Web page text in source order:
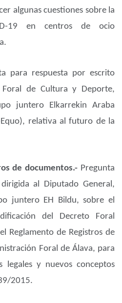
algunas cuestiones sobre la
19 en centros de ocio
para respuesta por escrito
de Cultura y Deporte,
juntero Elkarrekin Araba
Equo), relativa al futuro de la
de documentos.- Pregunta
al Diputado General,
juntero EH Bildu, sobre el
del Decreto Foral
Reglamento de Registros de
Foral de Álava, para
legales y nuevos conceptos
2015.